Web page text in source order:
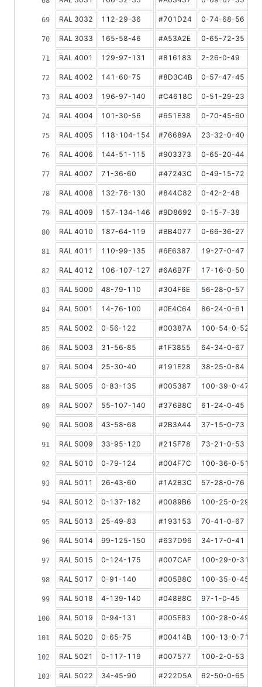
RAL 3032 112-29-36 #701D24 0-74-68-56
RAL 3033 165-58-46 #A53A2E 0-65-72-35
RAL 4001 129-97-131 #816183 2-26-0-49
RAL 4002 141-60-75 #8D3C4B 0-57-47-45
RAL 4003 196-97-140 #C4618C 0-51-29-23
RAL 4004 101-30-56 #651E38 0-70-45-60
RAL 4005 118-104-154 #76689A 23-32-0-40
RAL 4006 144-51-115 #903373 0-65-20-44
RAL 4007 71-36-60 #47243C 0-49-15-72
RAL 4008 132-76-130 #844C82 0-42-2-48
RAL 4009 157-134-146 #9D8692 0-15-7-38
RAL 4010 187-64-119 #BB4077 0-66-36-27
RAL 4011 110-99-135 #6E6387 19-27-0-47
RAL 4012 106-107-127 #6A6B7F 17-16-0-50
RAL 5000 48-79-110 #304F6E 56-28-0-57
RAL 5001 14-76-100 #0E4C64 86-24-0-61
RAL 5002 0-56-122 #00387A 100-54-0-52
RAL 5003 31-56-85 #1F3855 64-34-0-67
RAL 5004 25-30-40 #191E28 38-25-0-84
RAL 5005 0-83-135 #005387 100-39-0-47
RAL 5007 55-107-140 #376B8C 61-24-0-45
RAL 5008 43-58-68 #2B3A44 37-15-0-73
RAL 5009 33-95-120 #215F78 73-21-0-53
RAL 5010 0-79-124 #004F7C 100-36-0-51
RAL 5011 26-43-60 #1A2B3C 57-28-0-76
RAL 5012 0-137-182 #0089B6 100-25-0-29
RAL 5013 25-49-83 #193153 70-41-0-67
RAL 5014 99-125-150 #637D96 34-17-0-41
RAL 5015 0-124-175 #007CAF 100-29-0-31
RAL 5017 0-91-140 #005B8C 100-35-0-45
RAL 5018 4-139-140 #048B8C 97-1-0-45
RAL 5019 0-94-131 #005E83 100-28-0-49
RAL 5020 0-65-75 #00414B 100-13-0-71
RAL 5021 0-117-119 #007577 100-2-0-53
RAL 5022 34-45-90 #222D5A 62-50-0-65